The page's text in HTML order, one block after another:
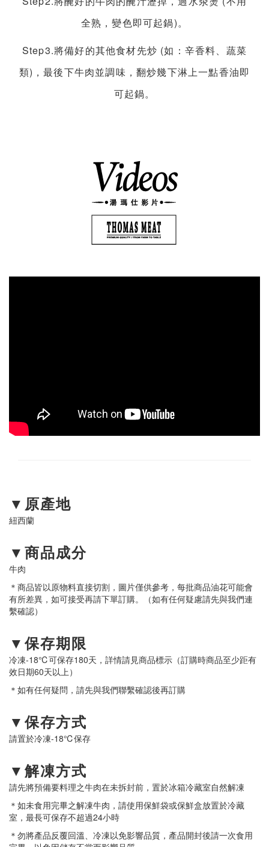
全熟，變色即可起鍋)。
Step3.將備好的其他食材先炒 (如：辛香料、蔬菜
類)，最後下牛肉並調味，翻炒幾下淋上一點香油即
可起鍋。
▼原產地
紐西蘭
▼商品成分
牛肉
＊商品皆以原物料直接切割，圖片僅供參考，每批商品油花可能會
有所差異，如可接受再請下單訂購。（如有任何疑慮請先與我們連
繫確認）
▼保存期限
冷凍-18℃可保存180天，詳情請見商品標示（訂購時商品至少距有
效日期60天以上）
＊如有任何疑問，請先與我們聯繫確認後再訂購
▼保存方式
請置於冷凍-18℃保存
▼解凍方式
請先將預備要料理之牛肉在未拆封前，置於冰箱冷藏室自然解凍
＊如未食用完畢之解凍牛肉，請使用保鮮袋或保鮮盒放置於冷藏
室，最長可保存不超過24小時
＊勿將產品反覆回溫、冷凍以免影響品質，產品開封後請一次食用